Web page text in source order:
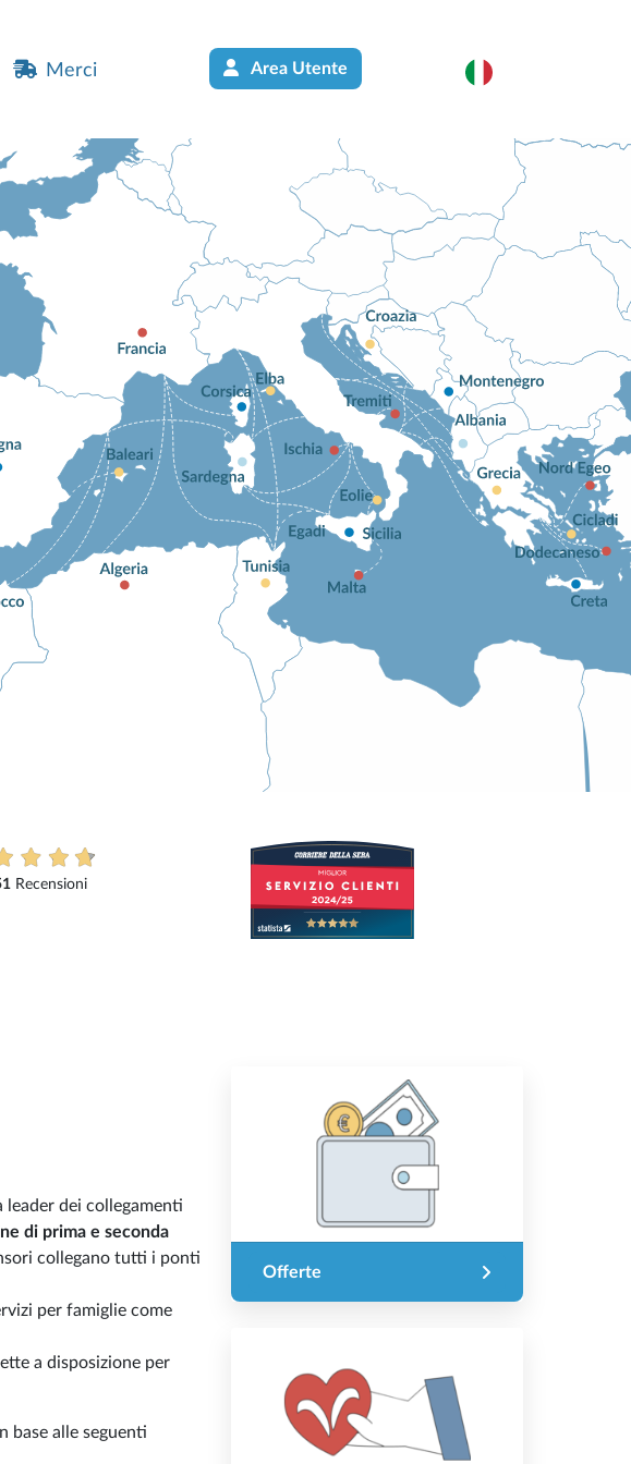
Merci Area Utente
Recensioni
leader dei collegamenti
di prima e seconda
collegano tutti i ponti
per famiglie come
a disposizione per
base alle seguenti
Offerte